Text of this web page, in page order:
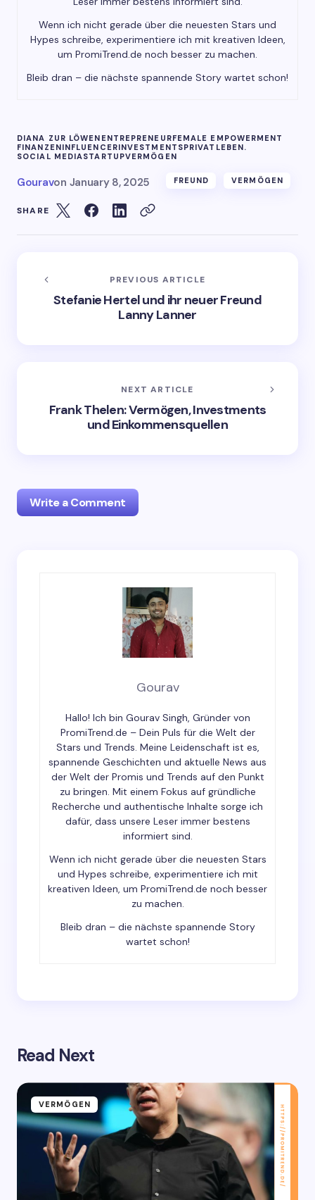
Wenn ich nicht gerade über die neuesten Stars und
Hypes schreibe, experimentiere ich mit kreativen Ideen,
um PromiTrend.de noch besser zu machen.
Bleib dran – die nächste spannende Story wartet schon!
DIANA ZUR LÖWEN ENTREPRENEURFEMALE EMPOWERMENT
FINANZENINFLUENCERINVESTMENTSPRIVATLEBEN.
SOCIAL MEDIASTARTUPVERMÖGEN
Gouravon January 8, 2025 FREUND VERMÖGEN
SHARE
PREVIOUS ARTICLE
Stefanie Hertel und ihr neuer Freund
Lanny Lanner
NEXT ARTICLE
Frank Thelen: Vermögen, Investments
und Einkommensquellen
Write a Comment
Your Comment *
Save my name and email in this browser for the
Submit Comment
Gourav
Hallo! Ich bin Gourav Singh, Gründer von
PromiTrend.de – Dein Puls für die Welt der
Stars und Trends. Meine Leidenschaft ist es,
spannende Geschichten und aktuelle News aus
der Welt der Promis und Trends auf den Punkt
zu bringen. Mit einem Fokus auf gründliche
Recherche und authentische Inhalte sorge ich
dafür, dass unsere Leser immer bestens
informiert sind.
Wenn ich nicht gerade über die neuesten Stars
und Hypes schreibe, experimentiere ich mit
kreativen Ideen, um PromiTrend.de noch besser
zu machen.
Bleib dran – die nächste spannende Story
wartet schon!
Read Next
VERMÖGEN